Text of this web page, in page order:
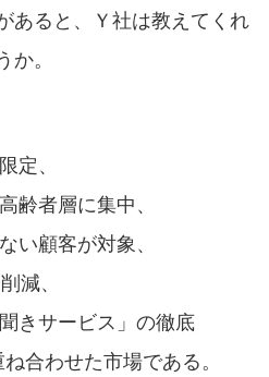
あると、Ｙ社は教えてくれ
か。
定、
齢者層に集中、
い顧客が対象、
減、
きサービス」の徹底
合わせた市場である。